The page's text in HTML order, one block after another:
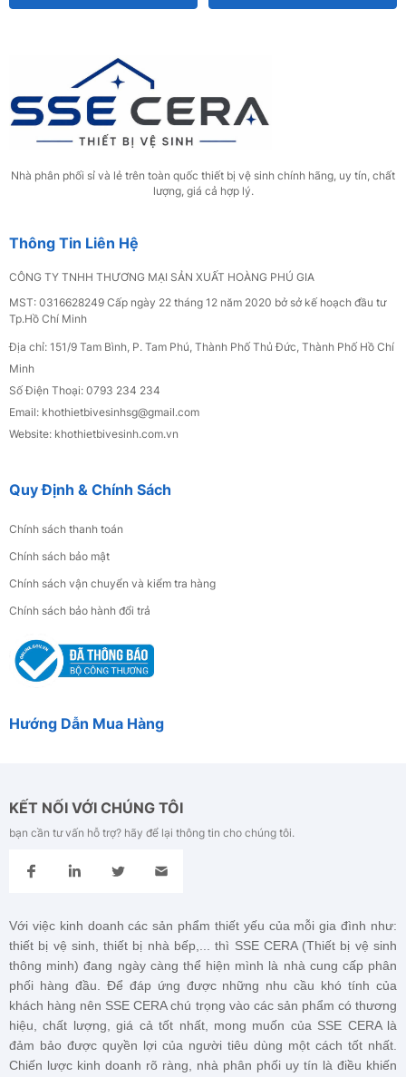
Nhà phân phối sỉ và lẻ trên toàn quốc thiết bị vệ sinh chính hãng, uy tín, chất
lượng, giá cả hợp lý.
Thông Tin Liên Hệ
CÔNG TY TNHH THƯƠNG MẠI SẢN XUẤT HOÀNG PHÚ GIA
MST: 0316628249 Cấp ngày 22 tháng 12 năm 2020 bở sở kế hoạch đầu tư
Tp.Hồ Chí Minh
Địa chỉ: 151/9 Tam Bình, P. Tam Phú, Thành Phố Thủ Đức, Thành Phố Hồ Chí
Minh
Số Điện Thoại: 0793 234 234
Email: khothietbivesinhsg@gmail.com
Website: khothietbivesinh.com.vn
Quy Định & Chính Sách
Chính sách thanh toán
Chính sách bảo mật
Chính sách vận chuyển và kiểm tra hàng
Chính sách bảo hành đổi trả
Hướng Dẫn Mua Hàng
KẾT NỐI VỚI CHÚNG TÔI
bạn cần tư vấn hỗ trợ? hãy để lại thông tin cho chúng tôi.
Với việc kinh doanh các sản phẩm thiết yếu của mỗi gia đình như:
thiết bị vệ sinh, thiết bị nhà bếp,... thì SSE CERA (Thiết bị vệ sinh
thông minh) đang ngày càng thể hiện mình là nhà cung cấp phân
phối hàng đầu. Để đáp ứng được những nhu cầu khó tính của
khách hàng nên SSE CERAchú trọng vào các sản phẩm có thương
hiệu, chất lượng, giá cả tốt nhất, mong muốn của SSE CERAlà
đảm bảo được quyền lợi của người tiêu dùng một cách tốt nhất.
Chiến lược kinh doanh rõ ràng, nhà phân phối uy tín là điều khiến